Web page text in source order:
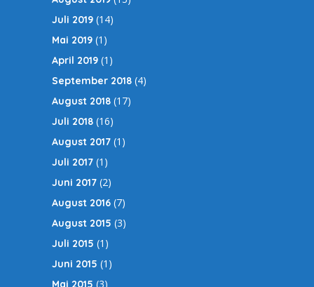
Juli 2019 (14)
Mai 2019 (1)
April 2019 (1)
September 2018 (4)
August 2018 (17)
Juli 2018 (16)
August 2017 (1)
Juli 2017 (1)
Juni 2017 (2)
August 2016 (7)
August 2015 (3)
Juli 2015 (1)
Juni 2015 (1)
(3)